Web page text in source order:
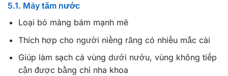
5.1. Máy tăm nước
Loại bỏ mảng bám mạnh mẽ
Thích hợp cho người niềng răng có nhiều mắc cài
Giúp làm sạch cả vùng dưới nướu, vùng không tiếp
cận được bằng chỉ nha khoa